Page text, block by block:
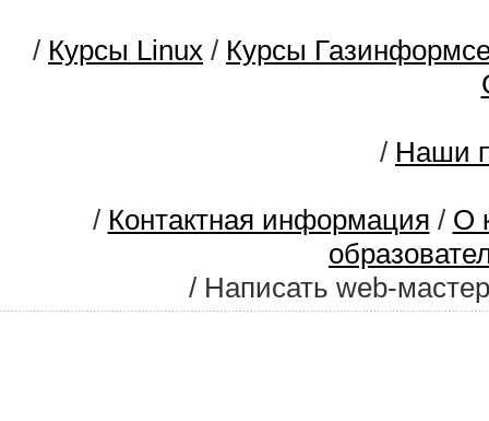
/ Курсы Linux / Курсы
/ Наши
/ Контактная информация / О
/ Написать web-